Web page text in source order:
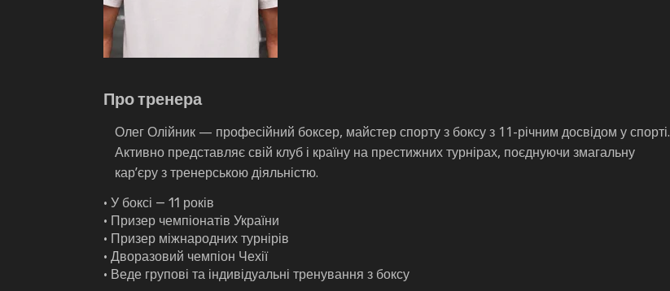
Про тренера
Олег Олійник — професійний боксер, майстер спорту з боксу з 11-річним досвідом у спорті.
Активно представляє свій клуб і країну на престижних турнірах, поєднуючи змагальну
кар’єру з тренерською діяльністю.
• У боксі — 11 років
• Призер чемпіонатів України
• Призер міжнародних турнірів
• Дворазовий чемпіон Чехії
• Веде групові та індивідуальні тренування з боксу